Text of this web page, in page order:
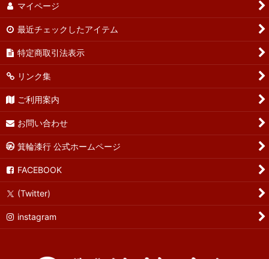
マイページ
最近チェックしたアイテム
特定商取引法表示
リンク集
ご利用案内
お問い合わせ
箕輪漆行 公式ホームページ
FACEBOOK
(Twitter)
instagram